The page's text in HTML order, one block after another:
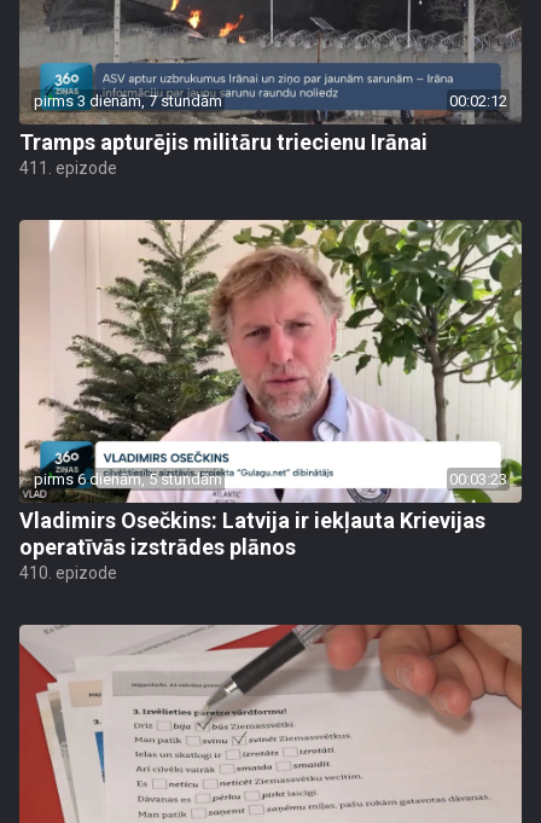
pirms 3 dienām, 7 stundām 00:02:12
Tramps apturējis militāru triecienu Irānai
411. epizode
pirms 6 dienām, 5 stundām 00:03:23
Vladimirs Osečkins: Latvija ir iekļauta Krievijas
operatīvās izstrādes plānos
410. epizode